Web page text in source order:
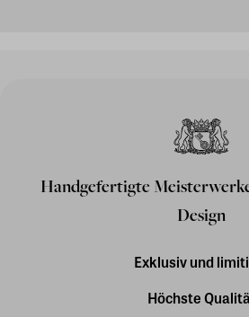
Handgefertigte
Design
Exklusiv und
Höchste